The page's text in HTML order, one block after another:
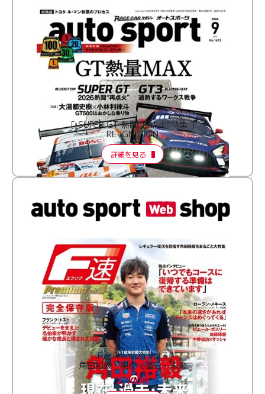
［ SUPER GT 熱闘“再点火”特集 ］
RE:IGNITION
詳細を見る
F速 Premium Vol.3
角田裕毅 現在・過去・未来
2,100円